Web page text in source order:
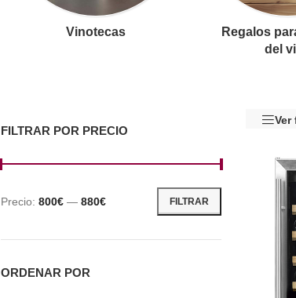
Vinotecas
Regalos
del
FILTRAR POR PRECIO
FILTRAR
Precio: 800€— 880€
ORDENAR POR
Ver